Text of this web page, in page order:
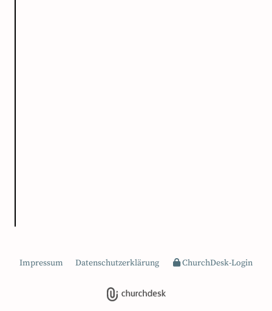
Impressum Datenschutzerklärung ChurchDesk-Login